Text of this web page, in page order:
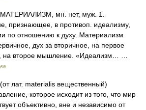
мн. нет, муж. 1.
признающее, в противоп. идеализму,
по отношению к духу. Материализм
дух за вторичное, на первое
на второе мышление. «Идеализм… …
лат. materialis вещественный)
которое исходит из того, что мир
объективно, вне и независимо от